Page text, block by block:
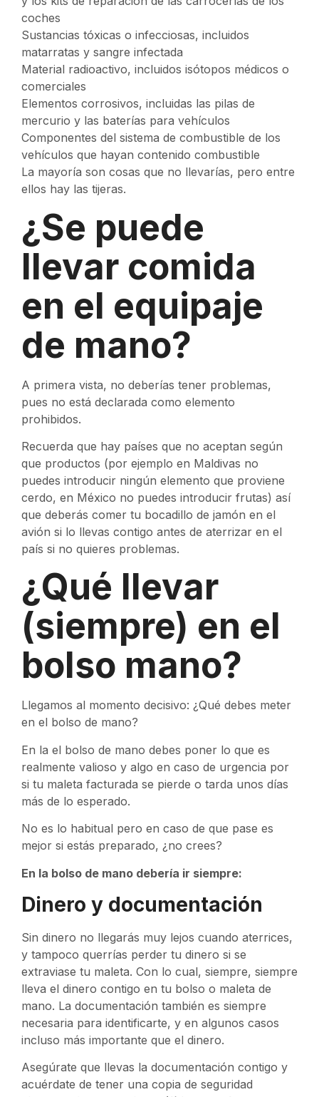
coches
Sustancias tóxicas o infecciosas, incluidos
matarratas y sangre infectada
Material radioactivo, incluidos isótopos médicos o
comerciales
Elementos corrosivos, incluidas las pilas de
mercurio y las baterías para vehículos
Componentes del sistema de combustible de los
vehículos que hayan contenido combustible
La mayoría son cosas que no llevarías, pero entre
ellos hay las tijeras.
¿Se puede
llevar comida
en el equipaje
de mano?
A primera vista, no deberías tener problemas,
pues no está declarada como elemento
prohibidos.
Recuerda que hay países que no aceptan según
que productos (por ejemplo en Maldivas no
puedes introducir ningún elemento que proviene
cerdo, en México no puedes introducir frutas) así
que deberás comer tu bocadillo de jamón en el
avión si lo llevas contigo antes de aterrizar en el
país si no quieres problemas.
¿Qué llevar
(siempre) en el
bolso mano?
Llegamos al momento decisivo: ¿Qué debes meter
en el bolso de mano?
En la el bolso de mano debes poner lo que es
realmente valioso y algo en caso de urgencia por
si tu maleta facturada se pierde o tarda unos días
más de lo esperado.
No es lo habitual pero en caso de que pase es
mejor si estás preparado, ¿no crees?
En la bolso de mano debería ir siempre:
Dinero y documentación
Sin dinero no llegarás muy lejos cuando aterrices,
y tampoco querrías perder tu dinero si se
extraviase tu maleta. Con lo cual, siempre, siempre
lleva el dinero contigo en tu bolso o maleta de
mano. La documentación también es siempre
necesaria para identificarte, y en algunos casos
incluso más importante que el dinero.
Asegúrate que llevas la documentación contigo y
acuérdate de tener una copia de seguridad